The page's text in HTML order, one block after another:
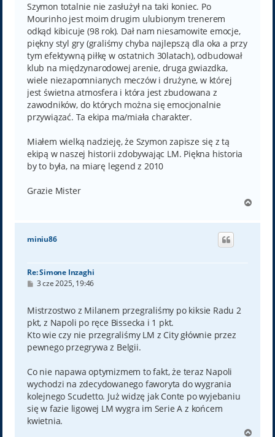
Szymon totalnie nie zasłużył na taki koniec. Po
Mourinho jest moim drugim ulubionym trenerem
odkąd kibicuje (98 rok). Dał nam niesamowite emocje,
piękny styl gry (graliśmy chyba najlepszą dla oka a przy
tym efektywną piłkę w ostatnich 30latach), odbudował
klub na międzynarodowej arenie, druga gwiazdka,
wiele niezapomnianych meczów i drużyne, w której
jest świetna atmosfera i która jest zbudowana z
zawodników, do których można się emocjonalnie
przywiązać. Ta ekipa ma/miała charakter.
Miałem wielką nadzieję, że Szymon zapisze się z tą
ekipą w naszej historii zdobywając LM. Piękna historia
by to była, na miarę legend z 2010
Grazie Mister
g
miniu86
Re: Simone Inzaghi
P
t
3 cze 2025, 19:46
Mistrzostwo z Milanem przegraliśmy po kiksie Radu 2
pkt, z Napoli po ręce Bissecka i 1 pkt.
Kto wie czy nie przegraliśmy LM z City głównie przez
pewnego przegrywa z Belgii.
Co nie napawa optymizmem to fakt, że teraz Napoli
wychodzi na zdecydowanego faworyta do wygrania
kolejnego Scudetto. Już widzę jak Conte po wyjebaniu
się w fazie ligowej LM wygra im Serie A z końcem
kwietnia.